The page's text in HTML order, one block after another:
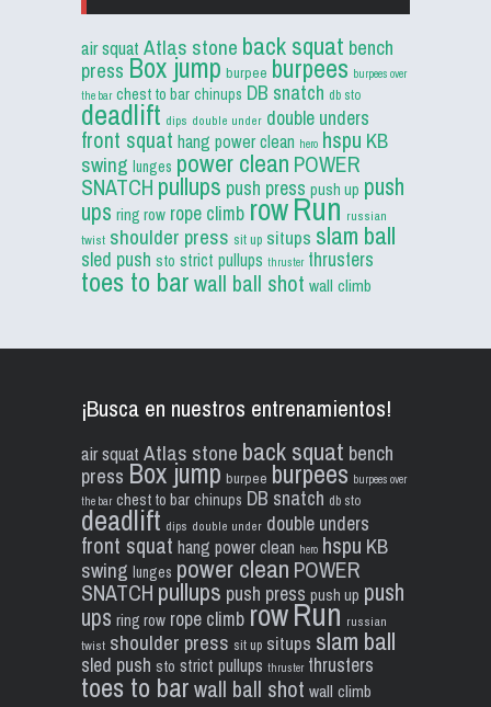
air squat Atlas stone back squat bench
press Box jump burpee burpees burpees over
the bar chest to bar chinups DB snatch db sto
deadlift dips double under double unders
front squat hang power clean hero hspu KB
swing lunges power clean POWER
SNATCH pullups push press push up push
ups ring row rope climb rowRun russian
twist shoulder press sit up situps slam ball
sled push sto strict pullups thruster thrusters
toes to barwall ball shot wall climb
¡Busca en nuestros entrenamientos!
air squat Atlas stone back squat bench
press Box jump burpee burpees burpees over
the bar chest to bar chinups DB snatch db sto
deadlift dips double under double unders
front squat hang power clean hero hspu KB
swing lunges power clean POWER
SNATCH pullups push press push up push
ups ring row rope climb rowRun russian
twist shoulder press sit up situps slam ball
sled push sto strict pullups thruster thrusters
toes to barwall ball shot wall climb